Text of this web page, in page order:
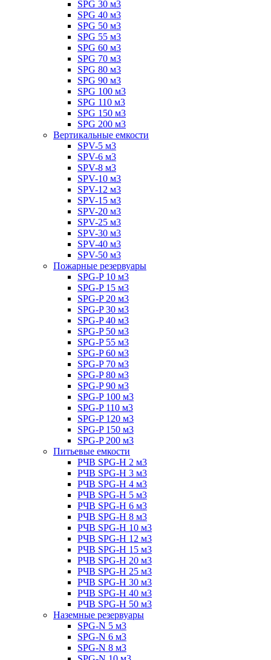
SPG 30 м3
SPG 40 м3
SPG 50 м3
SPG 55 м3
SPG 60 м3
SPG 70 м3
SPG 80 м3
SPG 90 м3
SPG 100 м3
SPG 110 м3
SPG 150 м3
SPG 200 м3
Вертикальные емкости
SPV-5 м3
SPV-6 м3
SPV-8 м3
SPV-10 м3
SPV-12 м3
SPV-15 м3
SPV-20 м3
SPV-25 м3
SPV-30 м3
SPV-40 м3
SPV-50 м3
Пожарные резервуары
SPG-P 10 м3
SPG-P 15 м3
SPG-P 20 м3
SPG-P 30 м3
SPG-P 40 м3
SPG-P 50 м3
SPG-P 55 м3
SPG-P 60 м3
SPG-P 70 м3
SPG-P 80 м3
SPG-P 90 м3
SPG-P 100 м3
SPG-P 110 м3
SPG-P 120 м3
SPG-P 150 м3
SPG-P 200 м3
Питьевые емкости
РЧВ SPG-H 2 м3
РЧВ SPG-H 3 м3
РЧВ SPG-H 4 м3
РЧВ SPG-H 5 м3
РЧВ SPG-H 6 м3
РЧВ SPG-H 8 м3
РЧВ SPG-H 10 м3
РЧВ SPG-H 12 м3
РЧВ SPG-H 15 м3
РЧВ SPG-H 20 м3
РЧВ SPG-H 25 м3
РЧВ SPG-H 30 м3
РЧВ SPG-H 40 м3
РЧВ SPG-H 50 м3
Наземные резервуары
SPG-N 5 м3
SPG-N 6 м3
SPG-N 8 м3